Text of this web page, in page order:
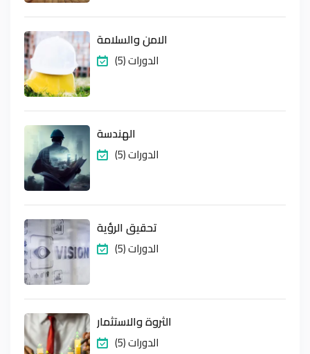
الامن والسلامة
(5) الدورات
الهندسة
(5) الدورات
تحقيق الرؤية
(5) الدورات
الثروة والاستثمار
(5) الدورات